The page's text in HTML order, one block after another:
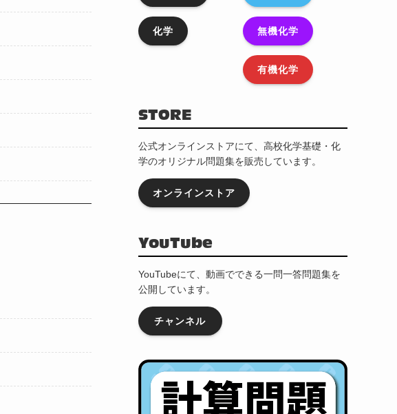
化学 無機化学
有機化学
STORE
公式オンラインストアにて、高校化学基礎・化
学のオリジナル問題集を販売しています。
オンラインストア
YouTube
YouTubeにて、動画でできる一問一答問題集を
公開しています。
チャンネル